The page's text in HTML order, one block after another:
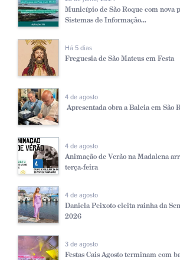
Município de São Roque com nova
Sistemas de Informação...
Há 5 dias
Freguesia de São Mateus em Festa
4 de agosto
Apresentada obra a Baleia em São
4 de agosto
Animação de Verão na Madalena
terça-feira
4 de agosto
Daniela Peixoto eleita rainha da
2026
3 de agosto
Festas Cais Agosto terminam com